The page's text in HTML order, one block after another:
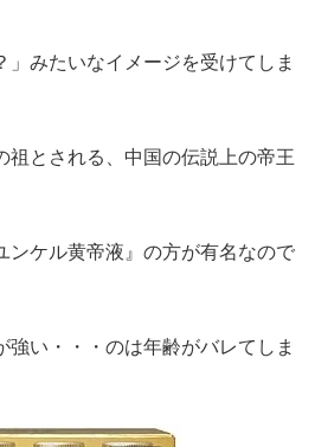
みたいなイメージを受けてしま
祖とされる、中国の伝説上の帝王
ンケル黄帝液』の方が有名なので
強い・・・のは年齢がバレてしま